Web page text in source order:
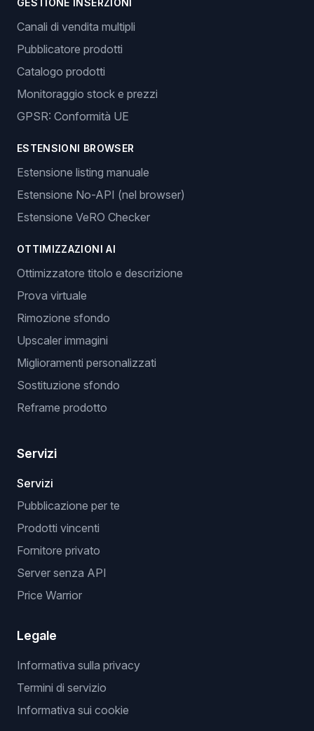
GESTIONE INSERZIONI
Canali di vendita multipli
Pubblicatore prodotti
Catalogo prodotti
Monitoraggio stock e prezzi
GPSR: Conformità UE
ESTENSIONI BROWSER
Estensione listing manuale
Estensione No-API (nel browser)
Estensione VeRO Checker
OTTIMIZZAZIONI AI
Ottimizzatore titolo e descrizione
Prova virtuale
Rimozione sfondo
Upscaler immagini
Miglioramenti personalizzati
Sostituzione sfondo
Reframe prodotto
Servizi
Servizi
Pubblicazione per te
Prodotti vincenti
Fornitore privato
Server senza API
Price Warrior
Legale
Informativa sulla privacy
Termini di servizio
Informativa sui cookie